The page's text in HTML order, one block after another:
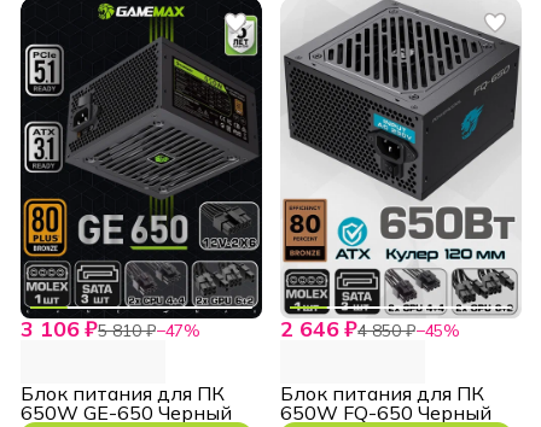
3 106 ₽5 810 ₽−47%
Блок питания для ПК
650W GE-650 Черный
2 646 ₽4 850 ₽−45%
Блок питания для ПК
650W FQ-650 Черный